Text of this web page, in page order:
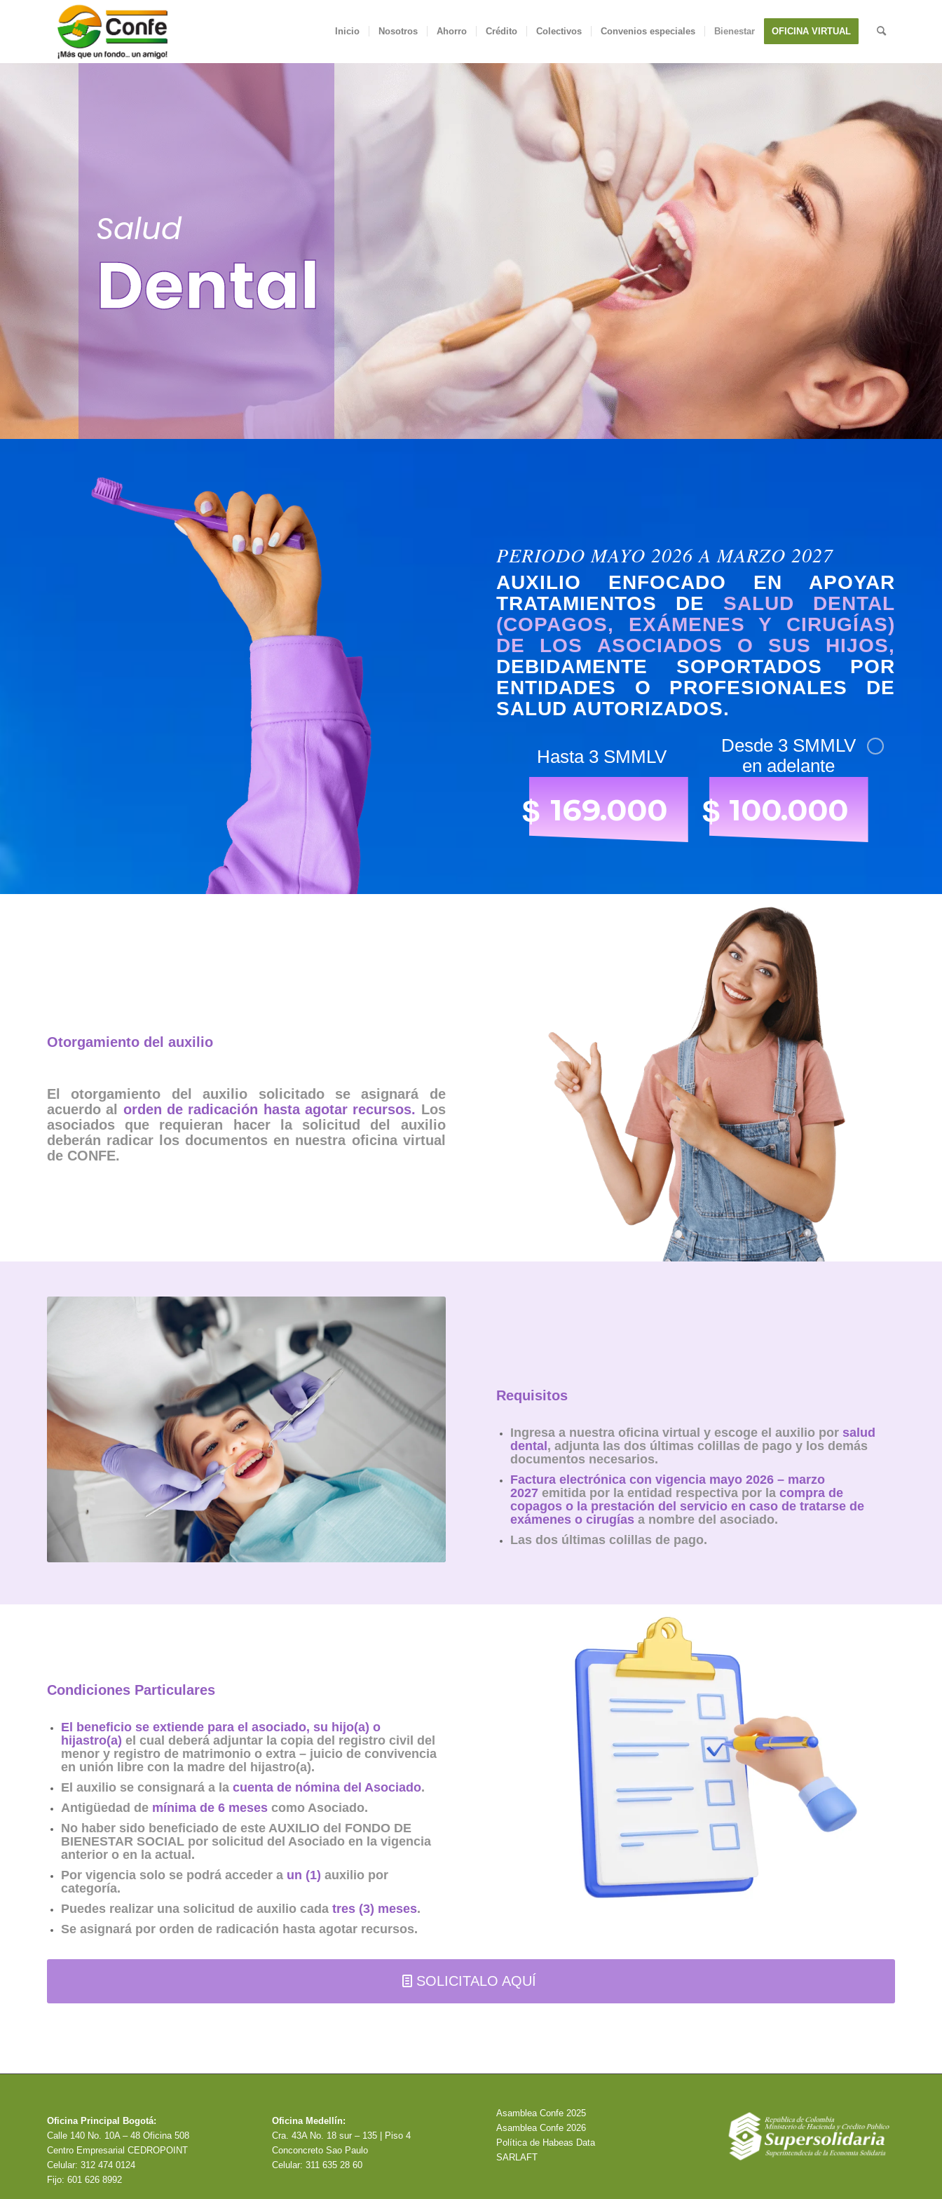
Inicio Nosotros Ahorro Crédito Colectivos Convenios especiales Bienestar OFICINA VIRTUAL
Salud
Dental
PERIODO MAYO 2026 A MARZO 2027
AUXILIO ENFOCADO EN APOYAR
TRATAMIENTOS DE SALUD DENTAL
(COPAGOS, EXÁMENES Y CIRUGÍAS)
DE LOS ASOCIADOS O SUS HIJOS,
DEBIDAMENTE SOPORTADOS POR
ENTIDADES O PROFESIONALES DE
SALUD AUTORIZADOS.
169.000
$
Hasta 3 SMMLV
100.000
$
Desde 3 SMMLV
en adelante
Otorgamiento del auxilio
El otorgamiento del auxilio solicitado se asignará de
acuerdo al orden de radicación hasta agotar recursos. Los
asociados que requieran hacer la solicitud del auxilio
deberán radicar los documentos en nuestra oficina virtual
de CONFE.
Requisitos
Ingresa a nuestra oficina virtual y escoge el auxilio por salud
dental , adjunta las dos últimas colillas de pago y los demás
documentos necesarios.
Factura electrónica con vigencia mayo 2026 – marzo
2027 emitida por la entidad respectiva por lacompra de
copagos o la prestación del servicio en caso de tratarse de
exámenes o cirugías a nombre del asociado.
Las dos últimas colillas de pago.
Condiciones Particulares
El beneficio se extiende para el asociado, su hijo(a) o
hijastro(a) el cual deberá adjuntar la copia del registro civil del
menor y registro de matrimonio o extra – juicio de convivencia
en unión libre con la madre del hijastro(a).
El auxilio se consignará a la cuenta de nómina del Asociado.
Antigüedad de mínima de 6 meses como Asociado.
No haber sido beneficiado de este AUXILIO del FONDO DE
BIENESTAR SOCIAL por solicitud del Asociado en la vigencia
anterior o en la actual.
Por vigencia solo se podrá acceder a un (1) auxilio por
categoría.
Puedes realizar una solicitud de auxilio cada tres (3) meses.
Se asignará por orden de radicación hasta agotar recursos.
SOLICITALO AQUÍ
Oficina Principal Bogotá:
Calle 140 No. 10A – 48 Oficina 508
Centro Empresarial CEDROPOINT
Celular: 312 474 0124
Fijo: 601 626 8992
Oficina Medellín:
Cra. 43A No. 18 sur – 135 | Piso 4
Conconcreto Sao Paulo
Celular: 311 635 28 60
Asamblea Confe 2025
Asamblea Confe 2026
Política de Habeas Data
SARLAFT